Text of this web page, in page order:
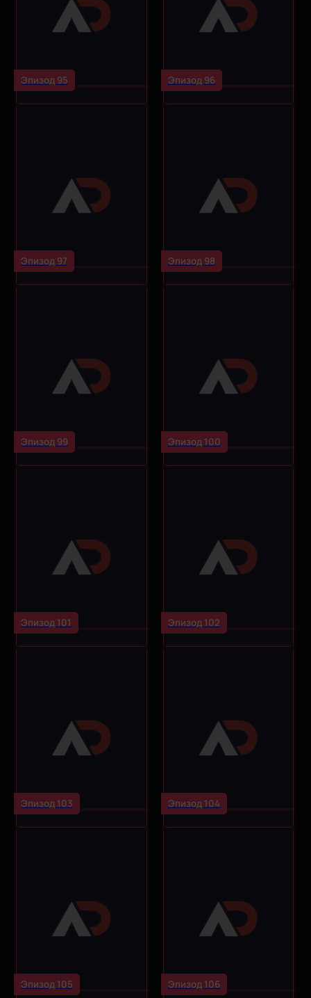
Эпизод 95 Эпизод 96
Эпизод 97 Эпизод 98
Эпизод 99 Эпизод 100
Эпизод 101 Эпизод 102
Эпизод 103 Эпизод 104
Эпизод 105 Эпизод 106